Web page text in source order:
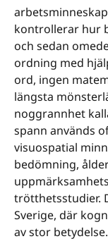
kontrollerar hur
och sedan
ordning med
ord, ingen
längsta
noggrannhet
spann används
visuospatial
bedömning,
trötthetsstudier.
Sverige, där
av stor betydelse.